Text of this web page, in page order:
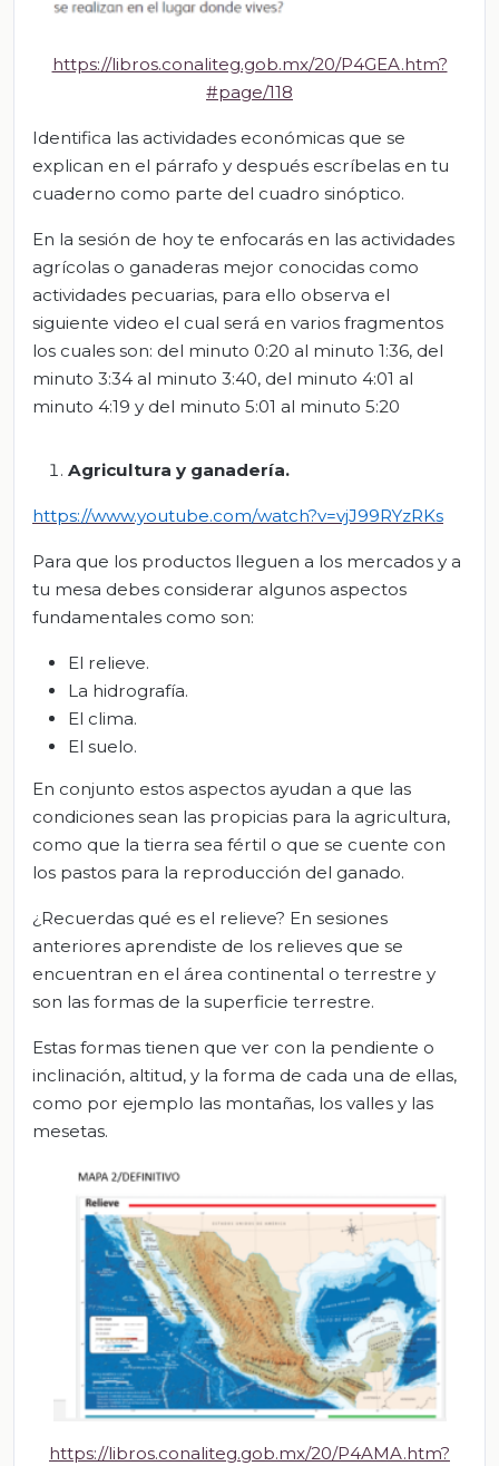
https://libros.conaliteg.gob.mx/20/P4GEA.htm?
#page/118
Identifica las actividades económicas que se
explican en el párrafo y después escríbelas en tu
cuaderno como parte del cuadro sinóptico.
En la sesión de hoy te enfocarás en las actividades
agrícolas o ganaderas mejor conocidas como
actividades pecuarias, para ello observa el
siguiente video el cual será en varios fragmentos
los cuales son: del minuto 0:20 al minuto 1:36, del
minuto 3:34 al minuto 3:40, del minuto 4:01 al
minuto 4:19 y del minuto 5:01 al minuto 5:20
Agricultura y ganadería.
https://www.youtube.com/watch?v=vjJ99RYzRKs
Para que los productos lleguen a los mercados y a
tu mesa debes considerar algunos aspectos
fundamentales como son:
El relieve.
La hidrografía.
El clima.
El suelo.
En conjunto estos aspectos ayudan a que las
condiciones sean las propicias para la agricultura,
como que la tierra sea fértil o que se cuente con
los pastos para la reproducción del ganado.
¿Recuerdas qué es el relieve? En sesiones
anteriores aprendiste de los relieves que se
encuentran en el área continental o terrestre y
son las formas de la superficie terrestre.
Estas formas tienen que ver con la pendiente o
inclinación, altitud, y la forma de cada una de ellas,
como por ejemplo las montañas, los valles y las
mesetas.
https://libros.conaliteg.gob.mx/20/P4AMA.htm?